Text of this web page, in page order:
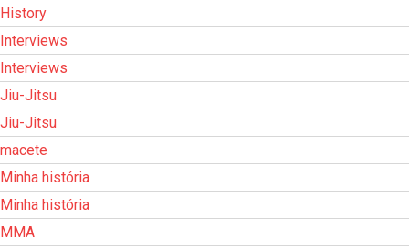
History
Interviews
Interviews
Jiu-Jitsu
Jiu-Jitsu
macete
Minha história
Minha história
MMA